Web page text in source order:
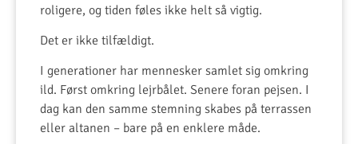
roligere, og tiden føles ikke helt så vigtig.
Det er ikke tilfældigt.
I generationer har mennesker samlet sig omkring
ild. Først omkring lejrbålet. Senere foran pejsen. I
dag kan den samme stemning skabes på terrassen
eller altanen – bare på en enklere måde.